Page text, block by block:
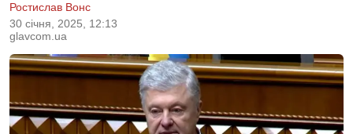
30 сiчня, 2025, 12:13
glavcom.ua
Ростислав Вонс